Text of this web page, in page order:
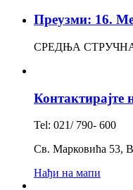
Преузми: 16.
СРЕДЊА
Контактирајте
Tel: 021/ 790- 600
Св. Марковића 53,
Нађи на мапи